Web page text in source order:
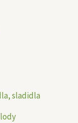
sladidla